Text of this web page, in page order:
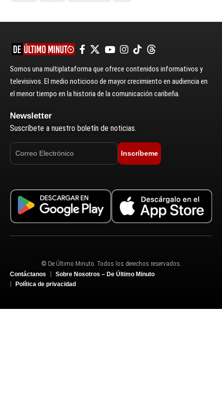
Somos una multiplataforma que ofrece contenidos informativos y
televisivos. El medio noticioso de mayor crecimiento en audiencia en
el menor tiempo en la historia de la comunicación caribeña.
Newsletter
Suscríbete a nuestro boletín de noticias.
Inscríbeme
© De Último Minuto. Todos los derechos reservados.
Contáctanos
Sobre Nosotros – De Último Minuto
Política de privacidad